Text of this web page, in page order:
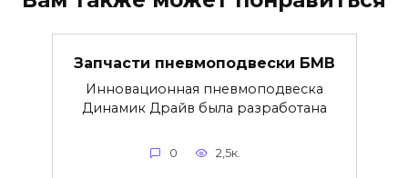
Запчасти пневмоподвески БМВ
Инновационная пневмоподвеска
Динамик Драйв была разработана
0 2,5к.